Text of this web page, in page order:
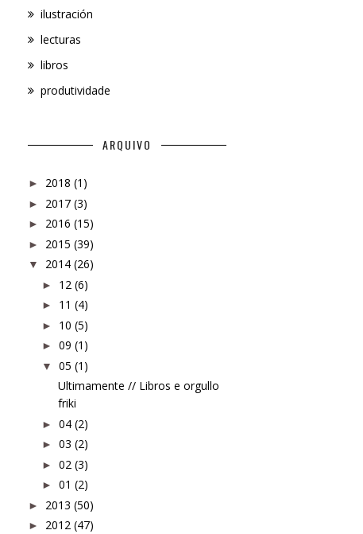
ilustración
lecturas
libros
produtividade
ARQUIVO
► 2018 (1)
► 2017 (3)
► 2016 (15)
► 2015 (39)
▼ 2014 (26)
► 12 (6)
► 11 (4)
► 10 (5)
► 09 (1)
▼ 05 (1)
Ultimamente // Libros e orgullo
friki
► 04 (2)
► 03 (2)
► 02 (3)
► 01 (2)
► 2013 (50)
► 2012 (47)